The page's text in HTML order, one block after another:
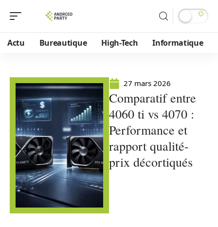
Actu Bureautique High-Tech Informatique
27 mars 2026
Comparatif entre
4060 ti vs 4070 :
Performance et
rapport qualité-
prix décortiqués